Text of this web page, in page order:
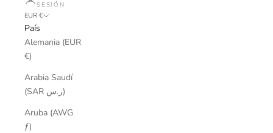
SESIÓN
EUR €
País
Alemania (EUR
€)
Arabia Saudí
(SAR ر.س)
Aruba (AWG
ƒ)